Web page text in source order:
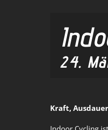
24.
Kraft,